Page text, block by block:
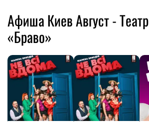
Афиша Киев Август - Театр
«Браво»